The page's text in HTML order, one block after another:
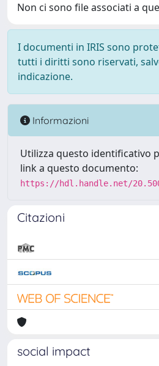
Non ci sono file associati a
I documenti in IRIS sono
tutti i diritti sono riservati,
indicazione.
Informazioni
Utilizza questo identificativo
link a questo documento:
https://hdl.handle.net/
Citazioni
social impact